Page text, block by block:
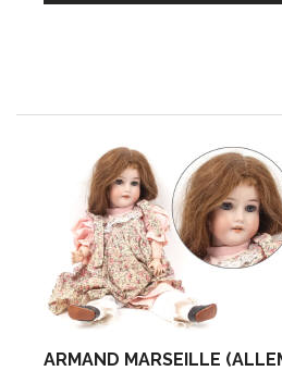
ARMAND MARSEILLE